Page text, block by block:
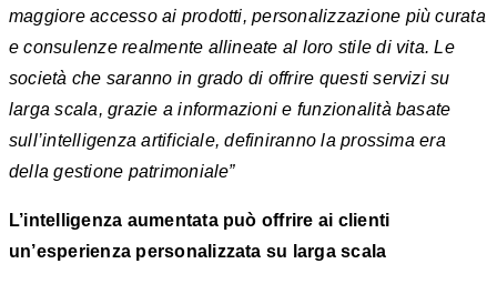
maggiore accesso ai prodotti, personalizzazione più curata
e consulenze realmente allineate al loro stile di vita. Le
società che saranno in grado di offrire questi servizi su
larga scala, grazie a informazioni e funzionalità basate
sull’intelligenza artificiale, definiranno la prossima era
della gestione patrimoniale”
L’intelligenza aumentata può offrire ai clienti
un’esperienza personalizzata su larga scala